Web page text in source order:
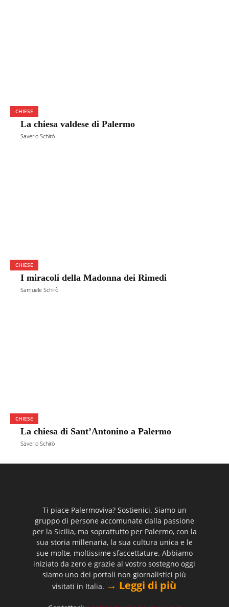
CHIESE
La chiesa valdese di Palermo
Saverio Schirò
CHIESE
I miracoli della Madonna dei Rimedi
Samuele Schirò
CHIESE
La chiesa di Sant’Antonino a Palermo
Saverio Schirò
Ti piace Palermoviva? Sostienici. Siamo un
gruppo di persone accomunate dalla passione
per la Sicilia, ma soprattutto per Palermo, con la
sua storia millenaria, la sua cultura unica e le
sue molte, moltissime sfaccettature. Abbiamo
iniziato da zero e grazie al vostro sostegno oggi
siamo uno dei portali non giornalistici più
visitati in Italia. → Leggi di più